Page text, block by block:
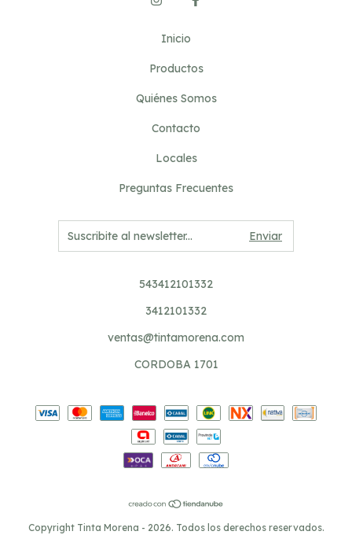
Inicio
Productos
Quiénes Somos
Contacto
Locales
Preguntas Frecuentes
543412101332
3412101332
ventas@tintamorena.com
CORDOBA 1701
Copyright Tinta Morena - 2026. Todos los derechos reservados.